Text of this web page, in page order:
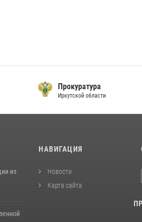
Прокуратура
Иркутской области
из
НАВИГАЦИЯ
Новости
Карта сайта